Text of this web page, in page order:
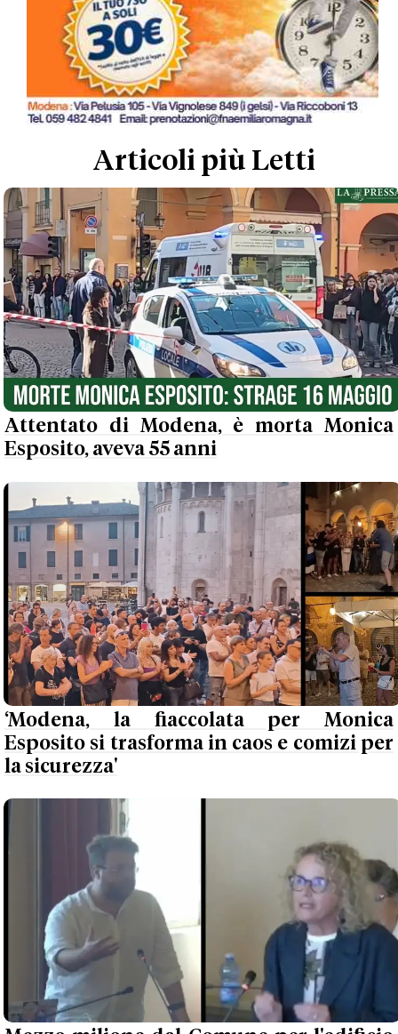
Articoli più Letti
Attentato di Modena, è morta Monica
Esposito, aveva 55 anni
‘Modena, la fiaccolata per Monica
Esposito si trasforma in caos e comizi per
la sicurezza'